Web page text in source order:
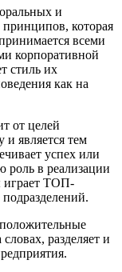
и
которая
всеми
корпоративной
стиль их
как на
от целей
и является тем
успех или
роль в реализации
играет ТОП-
положительные
разделяет и